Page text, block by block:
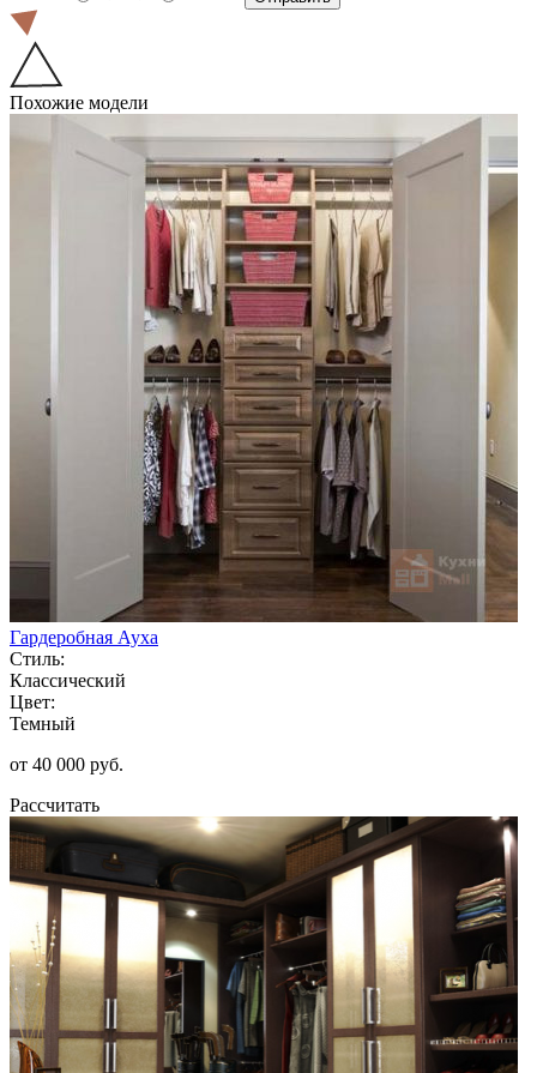
Похожие модели
Гардеробная Ауха
Стиль:
Классический
Цвет:
Темный
от 40 000 руб.
Рассчитать